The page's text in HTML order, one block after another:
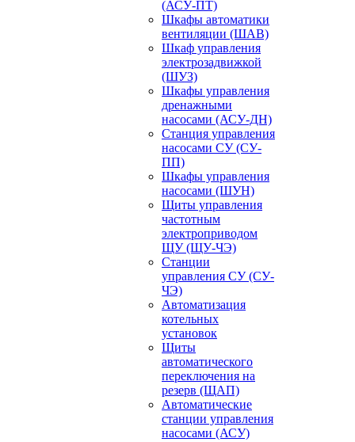
(АСУ-ПТ)
Шкафы автоматики
вентиляции (ШАВ)
Шкаф управления
электрозадвижкой
(ШУЗ)
Шкафы управления
дренажными
насосами (АСУ-ДН)
Станция управления
насосами СУ (СУ-
ПП)
Шкафы управления
насосами (ШУН)
Щиты управления
частотным
электроприводом
ЩУ (ЩУ-ЧЭ)
Станции
управления СУ (СУ-
ЧЭ)
Автоматизация
котельных
установок
Щиты
автоматического
переключения на
резерв (ЩАП)
Автоматические
станции управления
насосами (АСУ)